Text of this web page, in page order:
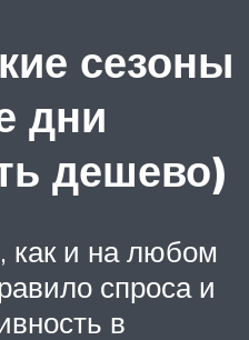
сезоны
дни
дешево)
как и на любом
спроса и
в